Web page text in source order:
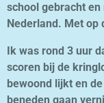
school gebracht
Nederland. Met op
Ik was rond 3 uur
scoren bij de
bewoond lijkt en
beneden gaan